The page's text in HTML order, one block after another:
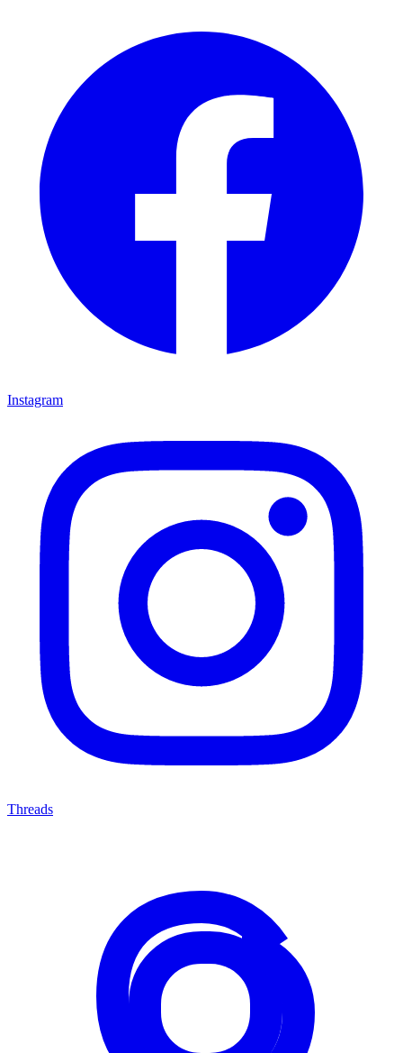
Instagram
Threads